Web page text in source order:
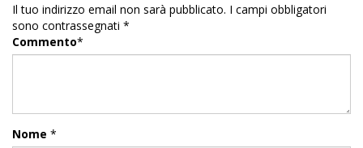
Il tuo indirizzo email non sarà pubblicato. I campi obbligatori
sono contrassegnati *
Commento*
Nome *